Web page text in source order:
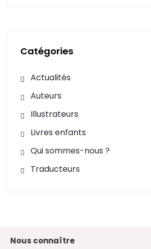
Catégories
Actualités
Auteurs
Illustrateurs
Livres enfants
Qui sommes-nous ?
Traducteurs
Nous connaître